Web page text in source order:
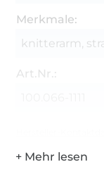
Merkmale:
knitterarm,
Art.Nr.: